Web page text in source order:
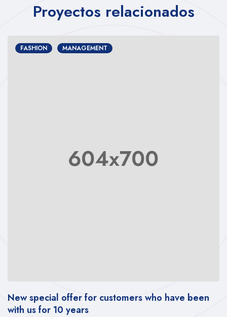
Proyectos relacionados
FASHION MANAGEMENT
New special offer for customers who have been
with us for 10 years